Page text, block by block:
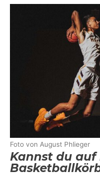
Foto von August Phlieger
Kannst du auf